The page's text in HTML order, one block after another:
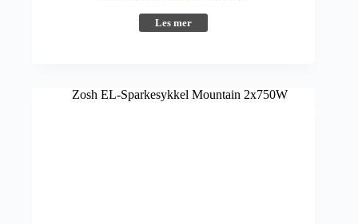
Les mer